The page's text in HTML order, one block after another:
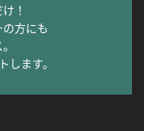
！
方にも
します。